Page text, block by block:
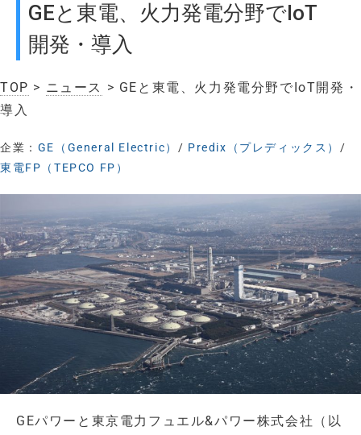
GEと東電、火力発電分野でIoT
開発・導入
TOP > ニュース > GEと東電、火力発電分野でIoT開発・
導入
企業： GE（General Electric） / Predix（プレディックス）/
東電FP（TEPCO FP）
GEパワーと東京電力フュエル&パワー株式会社（以